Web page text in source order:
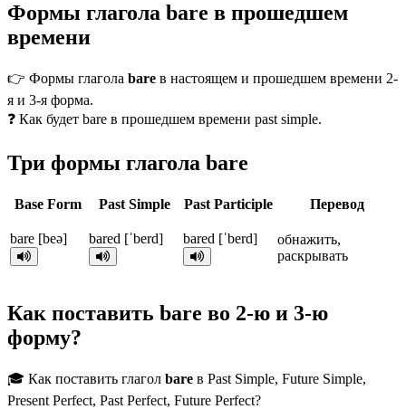
Формы глагола bare в прошедшем
времени
👉 Формы глагола bare в настоящем и прошедшем времени 2-
я и 3-я форма.
❓ Как будет bare в прошедшем времени past simple.
Три формы глагола bare
Base Form Past Simple Past Participle Перевод
bare [beə] bared [ˈberd] bared [ˈberd]
обнажить,
раскрывать
Как поставить bare во 2-ю и 3-ю
форму?
🎓 Как поставить глагол bare в Past Simple, Future Simple,
Present Perfect, Past Perfect, Future Perfect?